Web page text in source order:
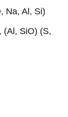
Na, Al, Si)
(Al, SiO) (S,